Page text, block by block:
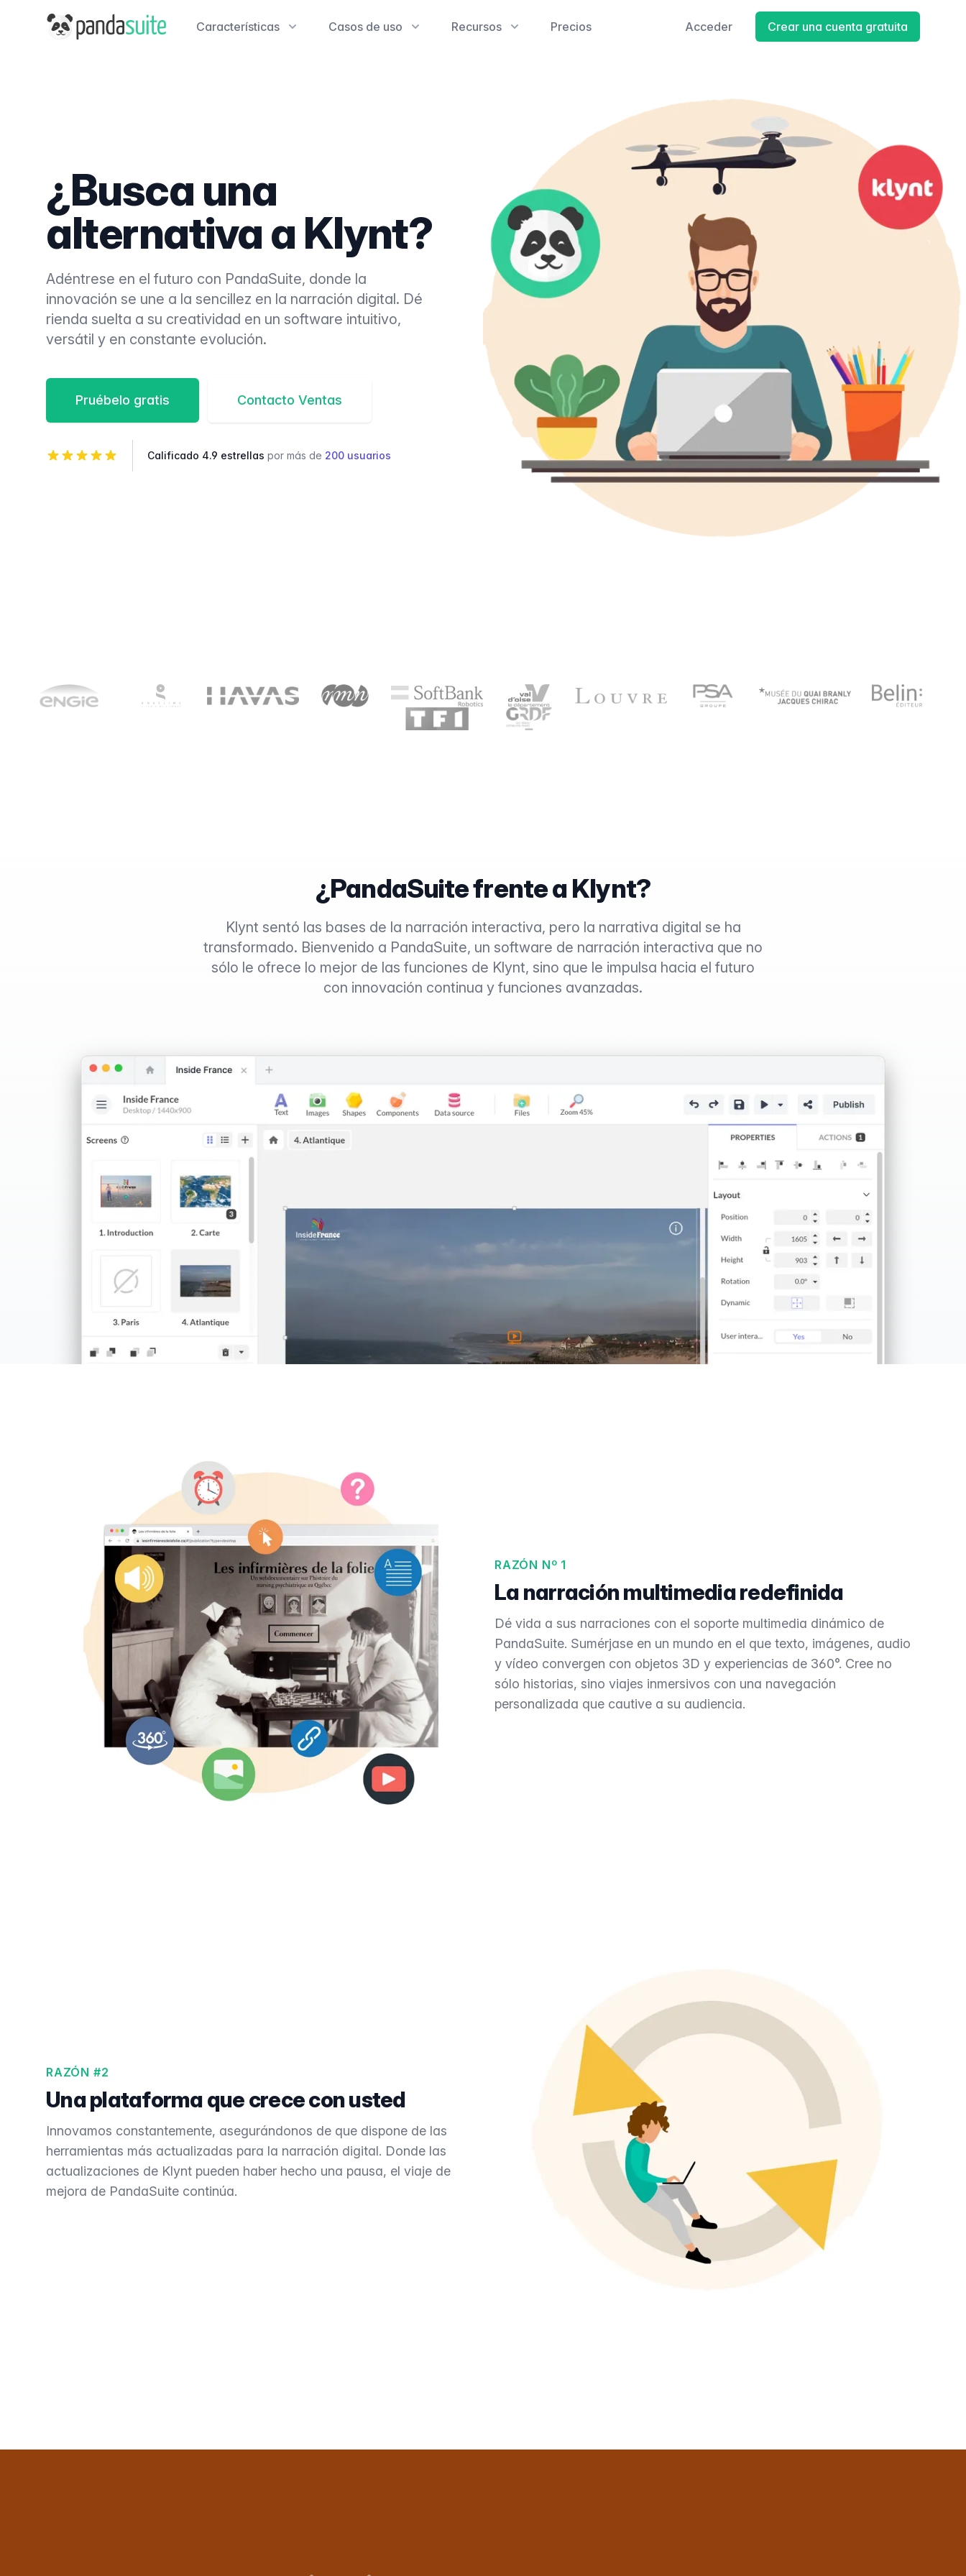
PandaSuite Características Casos de uso Recursos Precios Acceder Crear una cuenta gratuita
¿Busca una
alternativa a Klynt?
Adéntrese en el futuro con PandaSuite, donde la
innovación se une a la sencillez en la narración digital. Dé
rienda suelta a su creatividad en un software intuitivo,
versátil y en constante evolución.
Pruébelo gratis Contacto Ventas
Calificado 4.9 estrellas por más de 200 usuarios
¿PandaSuite frente a Klynt?
Klynt sentó las bases de la narración interactiva, pero la narrativa digital se ha
transformado. Bienvenido a PandaSuite, un software de narración interactiva que no
sólo le ofrece lo mejor de las funciones de Klynt, sino que le impulsa hacia el futuro
con innovación continua y funciones avanzadas.
RAZÓN Nº 1
La narración multimedia redefinida
Dé vida a sus narraciones con el soporte multimedia dinámico de
PandaSuite. Sumérjase en un mundo en el que texto, imágenes, audio
y vídeo convergen con objetos 3D y experiencias de 360°. Cree no
sólo historias, sino viajes inmersivos con una navegación
personalizada que cautive a su audiencia.
RAZÓN #2
Una plataforma que crece con usted
Innovamos constantemente, asegurándonos de que dispone de las
herramientas más actualizadas para la narración digital. Donde las
actualizaciones de Klynt pueden haber hecho una pausa, el viaje de
mejora de PandaSuite continúa.